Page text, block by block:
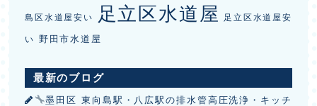
島区水道屋安い 足立区水道屋 足立区水道屋安
い 野田市水道屋
最新のブログ
墨田区 東向島駅・八広駅の排水管高圧洗浄・キッチ